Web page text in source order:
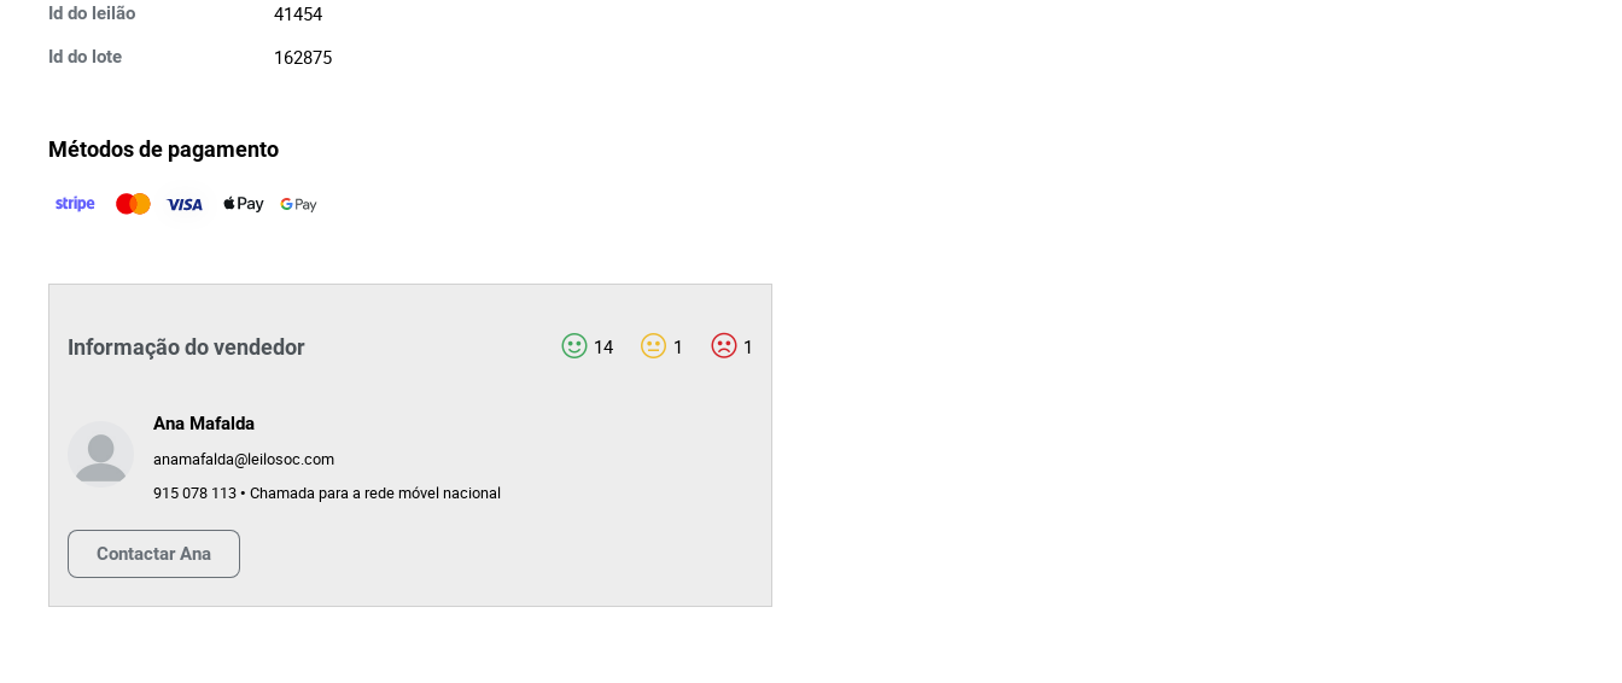
Id do leilão 41454
Id do lote 162875
Métodos de pagamento
Informação do vendedor 14 1 1
Ana Mafalda
anamafalda@leilosoc.com
915 078 113 • Chamada para a rede móvel nacional
Contactar Ana